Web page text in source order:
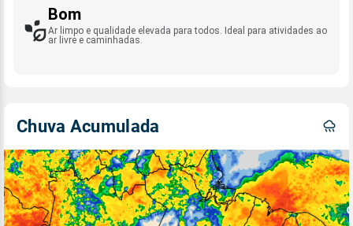
Bom
Ar limpo e qualidade elevada para todos. Ideal para atividades ao
ar livre e caminhadas.
Chuva Acumulada